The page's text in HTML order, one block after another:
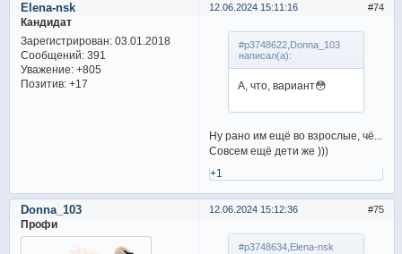
74
12.06.2024 15:11:16
Elena-nsk
Кандидат
Зарегистрирован: 03.01.2018
Сообщений:391
Уважение: +805
Позитив: +17
#p3748622,Donna_103
написал(а):
А, что, вариант😳
Ну рано им ещё во взрослые, чё...
Совсем ещё дети же )))
+1
75
12.06.2024 15:12:36
Donna_103
Профи
#p3748634,Elena-nsk